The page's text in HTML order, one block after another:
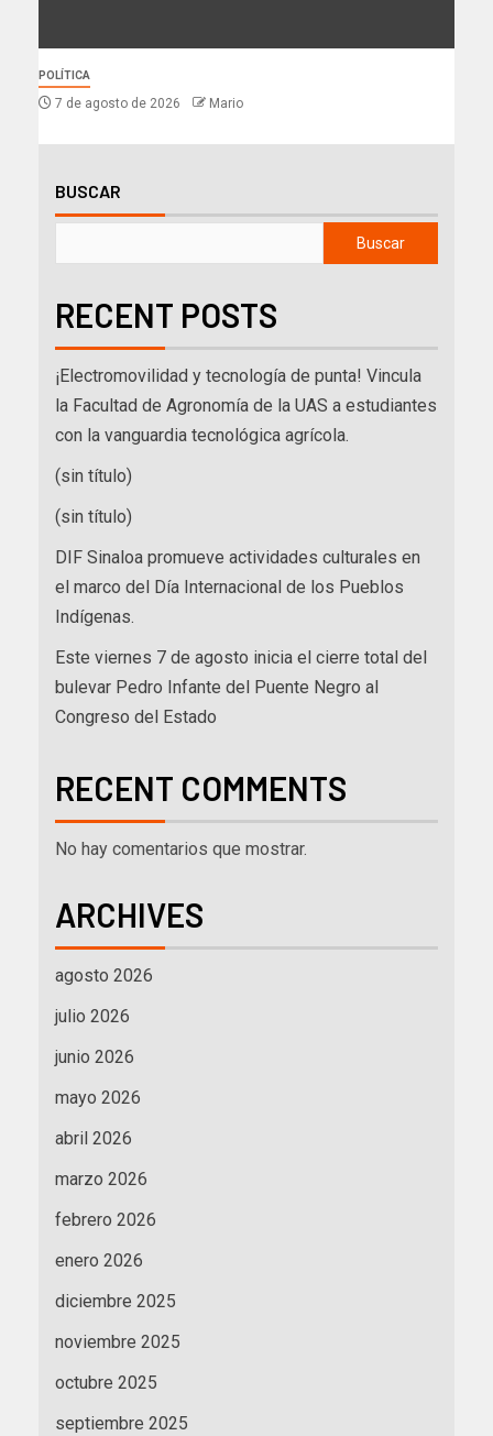
POLÍTICA
7 de agosto de 2026 Mario
BUSCAR
Buscar
RECENT POSTS
¡Electromovilidad y tecnología de punta! Vincula
la Facultad de Agronomía de la UAS a estudiantes
con la vanguardia tecnológica agrícola.
(sin título)
(sin título)
DIF Sinaloa promueve actividades culturales en
el marco del Día Internacional de los Pueblos
Indígenas.
Este viernes 7 de agosto inicia el cierre total del
bulevar Pedro Infante del Puente Negro al
Congreso del Estado
RECENT COMMENTS
No hay comentarios que mostrar.
ARCHIVES
agosto 2026
julio 2026
junio 2026
mayo 2026
abril 2026
marzo 2026
febrero 2026
enero 2026
diciembre 2025
noviembre 2025
octubre 2025
septiembre 2025